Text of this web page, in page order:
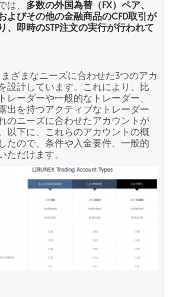
は、 多数の外国為替（FX）ペア、
よびその他の金融商品のCFD取引が
、即時のSTP注文の実行が行われて
ざまなニーズに合わせた3つのアカ
設計しています。これにより、比
レーダーや一般的なトレーダー、
出を持つアクティブなトレーダー
のニーズに合わせたアカウントが
以下に、これらのアカウントの概
たので、条件や入金要件、一般的
ただけます。